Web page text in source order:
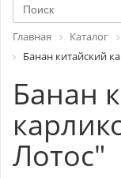
Главная Каталог
Банан китайский
Банан
Лотос"